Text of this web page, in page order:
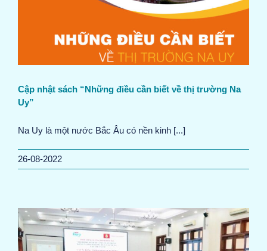
Cập nhật sách “Những điều cần biết về thị trường Na
Uy”
Na Uy là một nước Bắc Âu có nền kinh [...]
26-08-2022